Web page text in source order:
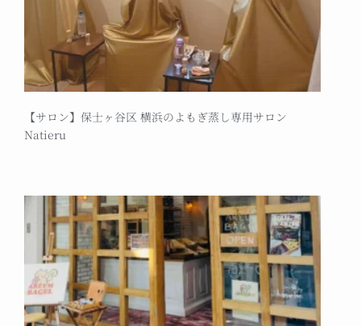
【サロン】保士ヶ谷区 横浜のよもぎ蒸し専用サロン
Natieru